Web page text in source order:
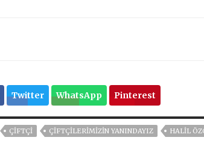
Twitter WhatsApp Pinterest
ÇİFTÇİ ÇİFTÇİLERİMİZİN YANINDAYIZ
HALİL